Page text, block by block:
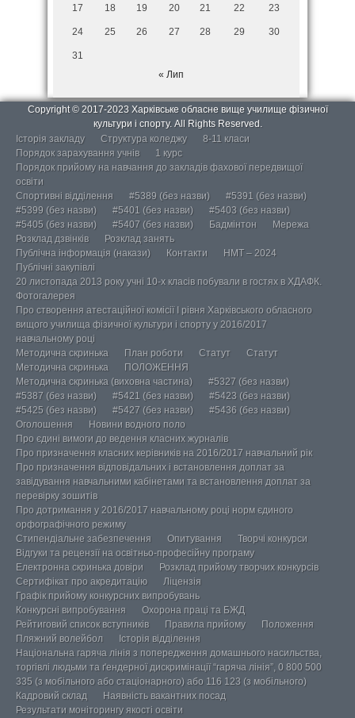
17 18 19 20 21 22 23
24 25 26 27 28 29 30
31
« Лип
Copyright © 2017-2023 Харківське обласне вище училище фізичної
культури і спорту. All Rights Reserved.
Історія закладу
Структура коледжу
8-11 класи
Порядок зарахування учнів
1 курс
Порядок прийому на навчання до закладів фахової передвищої
освіти
Спортивні відділення
#5389 (без назви)
#5391 (без назви)
#5399 (без назви)
#5401 (без назви)
#5403 (без назви)
#5405 (без назви)
#5407 (без назви) Бадмінтон
Мережа
Розклад дзвінків
Розклад занять
Публічна інформація (накази)
Контакти
НМТ – 2024
Публічні закупівлі
20 листопада 2013 року учні 10-х класів побували в гостях в ХДАФК.
Фотогалерея
Про створення атестаційної комісії І рівня Харківського обласного
вищого училища фізичної культури і спорту у 2016/2017
навчальному році
Методична скринька
План роботи Статут
Статут
Методична скринька
ПОЛОЖЕННЯ
Методична скринька (виховна частина)
#5327 (без назви)
#5387 (без назви)
#5421 (без назви)
#5423 (без назви)
#5425 (без назви)
#5427 (без назви)
#5436 (без назви)
Оголошення
Новини водного поло
Про єдині вимоги до ведення класних журналів
Про призначення класних керівників на 2016/2017 навчальний рік
Про призначення відповідальних і встановлення доплат за
завідування навчальними кабінетами та встановлення доплат за
перевірку зошитів
Про дотримання у 2016/2017 навчальному році норм єдиного
орфографічного режиму
Стипендіальне забезпечення
Опитування
Творчі конкурси
Відгуки та рецензії на освітньо-професійну програму
Електронна скринька довіри
Розклад прийому творчих конкурсів
Сертифікат про акредитацію
Ліцензія
Графік прийому конкурсних випробувань
Конкурсні випробування
Охорона праці та БЖД
Рейтиговий список вступників
Правила прийому
Положення
Пляжний волейбол
Історія відділення
Національна гаряча лінія з попередження домашнього насильства,
торгівлі людьми та ґендерної дискримінації “гаряча лінія”, 0 800 500
335 (з мобільного або стаціонарного) або 116 123 (з мобільного)
Кадровий склад
Наявність вакантних посад
Результати моніторингу якості освіти